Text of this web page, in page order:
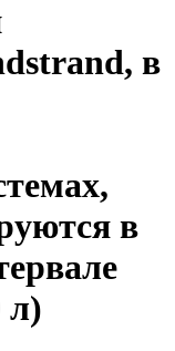
в
в
л)